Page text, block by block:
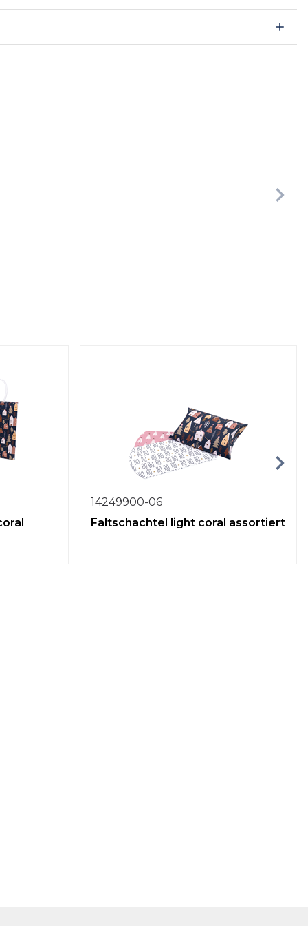
14249900-06
Faltschachtel light coral assortiert